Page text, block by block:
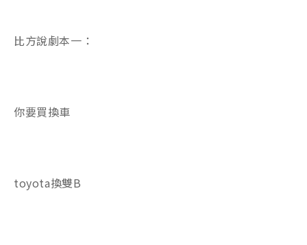
比方說劇本一：
你要買換車
toyota換雙B